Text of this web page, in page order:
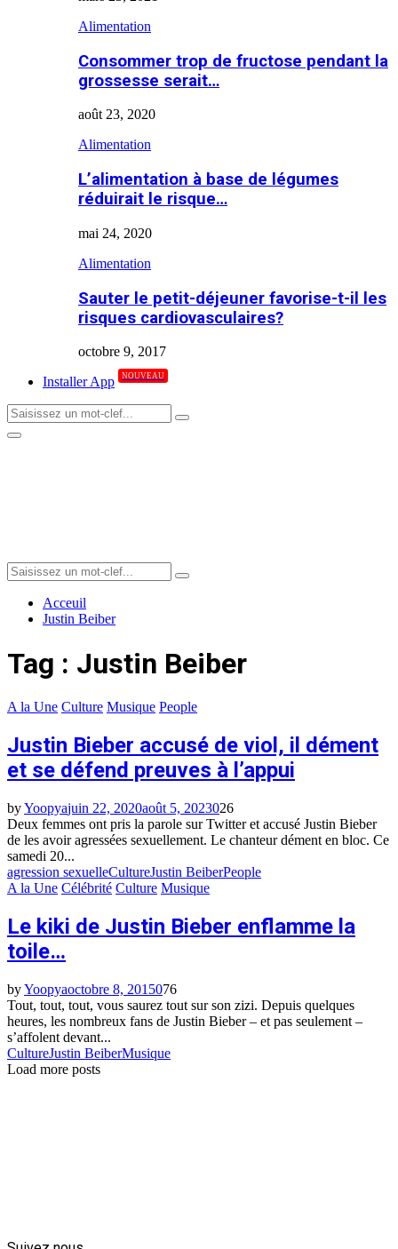
Alimentation
Consommer trop de fructose pendant la
grossesse serait…
août 23, 2020
Alimentation
L’alimentation à base de légumes
réduirait le risque…
mai 24, 2020
Alimentation
Sauter le petit-déjeuner favorise-t-il les
risques cardiovasculaires?
octobre 9, 2017
Installer App
NOUVEAU
Search
for:
Search
Primary
Search
for:
Search
Acceuil
Justin Beiber
Tag : Justin Beiber
A la Une Culture Musique People
Justin Bieber accusé de viol, il dément
et se défend preuves à l’appui
byYoopyajuin 22, 2020août 5, 2023026
Deux femmes ont pris la parole sur Twitter et accusé Justin Bieber
de les avoir agressées sexuellement. Le chanteur dément en bloc. Ce
samedi 20...
agression sexuelleCultureJustin BeiberPeople
A la Une Célébrité Culture Musique
Le kiki de Justin Bieber enflamme la
toile…
byYoopyaoctobre 8, 2015076
Tout, tout, tout, vous saurez tout sur son zizi. Depuis quelques
heures, les nombreux fans de Justin Bieber – et pas seulement –
s’affolent devant...
CultureJustin BeiberMusique
Load more posts